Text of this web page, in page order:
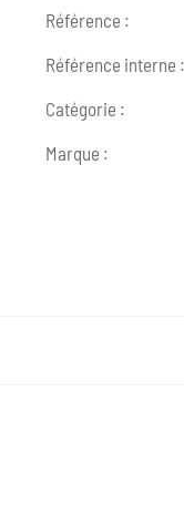
Référence :
Référence interne :
Catégorie :
Marque :